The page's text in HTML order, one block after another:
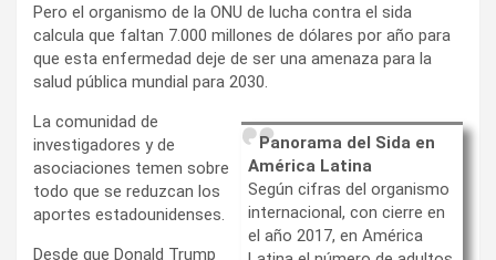
Pero el organismo de la ONU de lucha contra el sida
calcula que faltan 7.000 millones de dólares por año para
que esta enfermedad deje de ser una amenaza para la
salud pública mundial para 2030.
Panorama del Sida en
América Latina
Según cifras del organismo
internacional, con cierre en
el año 2017, en América
La comunidad de
investigadores y de
asociaciones temen sobre
todo que se reduzcan los
aportes estadounidenses.
Desde que Donald Trump